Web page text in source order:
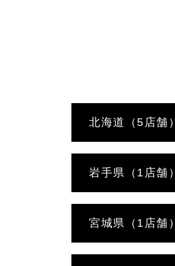
北海道（5店舗）
岩手県（1店舗）
宮城県（1店舗）